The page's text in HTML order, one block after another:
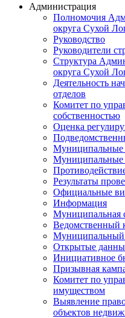
Администрация
Полномочия
округа Сухой
Руководство
Руководители
Структура
округа Сухой
Деятельность
отделов
Комитет по
собственностью
Оценка
Муниципальные
Муниципальные
Результаты
Официальные
Информация
Муниципальная
Ведомственный
Муниципальный
Открытые
Инициативное
Призывная
Комитет по
имуществом
Выявление
объектов